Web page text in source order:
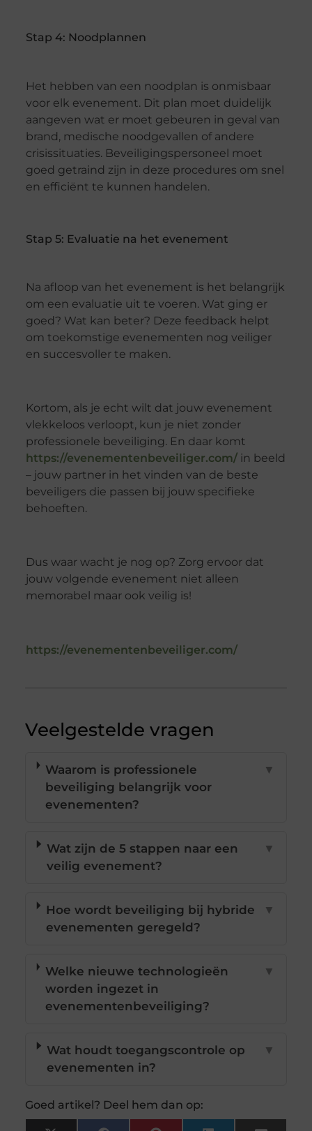
Stap 4: Noodplannen
Het hebben van een noodplan is onmisbaar
voor elk evenement. Dit plan moet duidelijk
aangeven wat er moet gebeuren in geval van
brand, medische noodgevallen of andere
crisissituaties. Beveiligingspersoneel moet
goed getraind zijn in deze procedures om snel
en efficiënt te kunnen handelen.
Stap 5: Evaluatie na het evenement
Na afloop van het evenement is het belangrijk
om een evaluatie uit te voeren. Wat ging er
goed? Wat kan beter? Deze feedback helpt
om toekomstige evenementen nog veiliger
en succesvoller te maken.
Kortom, als je echt wilt dat jouw evenement
vlekkeloos verloopt, kun je niet zonder
professionele beveiliging. En daar komt
https://evenementenbeveiliger.com/in beeld
– jouw partner in het vinden van de beste
beveiligers die passen bij jouw specifieke
behoeften.
Dus waar wacht je nog op? Zorg ervoor dat
jouw volgende evenement niet alleen
memorabel maar ook veilig is!
https://evenementenbeveiliger.com/
Veelgestelde vragen
Waarom is professionele
beveiliging belangrijk voor
evenementen?
▼
Wat zijn de 5 stappen naar een
veilig evenement?
▼
Hoe wordt beveiliging bij hybride
evenementen geregeld?
▼
Welke nieuwe technologieën
worden ingezet in
evenementenbeveiliging?
▼
Wat houdt toegangscontrole op
evenementen in?
▼
Goed artikel? Deel hem dan op: